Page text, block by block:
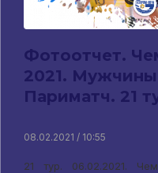
Фотоотчет.
2021.
Париматч. 21
08.02.2021 / 10:55
21 тур. 06.02.2021.